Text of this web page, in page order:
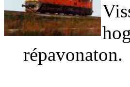
répavonaton.